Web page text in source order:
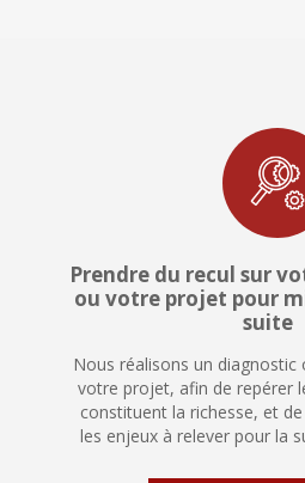
Prendre du recul sur
ou votre projet pour
suite
Nous réalisons un diagnostic
votre projet, afin de repérer
constituent la richesse, et
les enjeux à relever pour la